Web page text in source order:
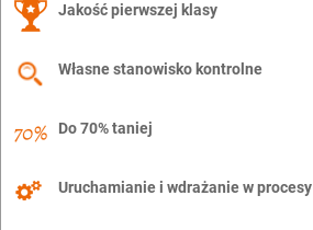
Jakość pierwszej klasy
Własne stanowisko kontrolne
Do 70% taniej
Uruchamianie i wdrażanie w procesy